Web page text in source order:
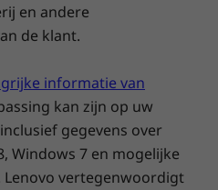
en andere
de klant.
informatie van
kan zijn op uw
gegevens over
Windows 7 en mogelijke
vertegenwoordigt